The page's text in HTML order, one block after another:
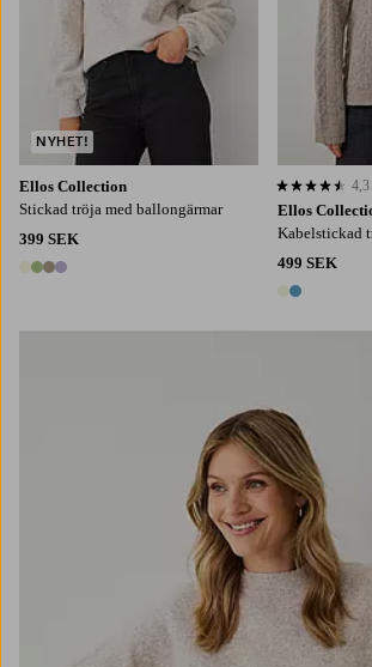
Ellos Collection
Stickad tröja med ballongärmar
399 SEK
4 färger
NYHET!
Ellos
Kabelstickad
499 SEK
2 färger
4,3 baserat på4,3